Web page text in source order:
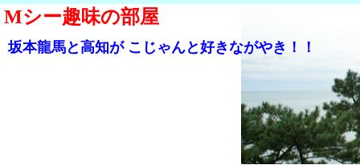
Mシー趣味の部屋
坂本龍馬と高知が こじゃんと好きながやき！！